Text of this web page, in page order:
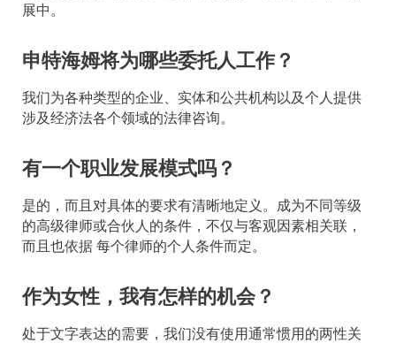
展中。
申特海姆将为哪些委托人工作？
我们为各种类型的企业、实体和公共机构以及个人提供
涉及经济法各个领域的法律咨询。
有一个职业发展模式吗？
是的，而且对具体的要求有清晰地定义。成为不同等级
的高级律师或合伙人的条件，不仅与客观因素相关联，
而且也依据 每个律师的个人条件而定。
作为女性，我有怎样的机会？
处于文字表达的需要，我们没有使用通常惯用的两性关